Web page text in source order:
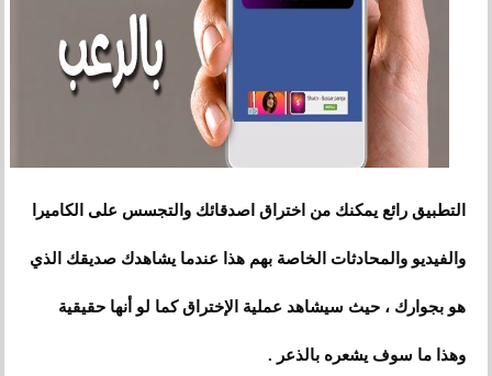
التطبيق رائع يمكنك من اختراق اصدقائك والتجسس على الكاميرا
والفيديو والمحادثات الخاصة بهم هذا عندما يشاهدك صديقك الذي
هو بجوارك ، حيث سيشاهد عملية الإختراق كما لو أنها حقيقية
وهذا ما سوف يشعره بالذعر .